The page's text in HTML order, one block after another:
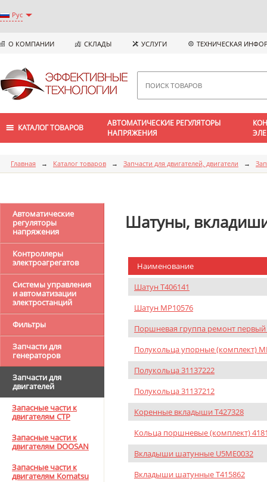
Рус
О КОМПАНИИ СКЛАДЫ УСЛУГИ ТЕХНИЧЕСКАЯ
КАТАЛОГ ТОВАРОВ
АВТОМАТИЧЕСКИЕ РЕГУЛЯТОРЫ
НАПРЯЖЕНИЯ
Главная → Каталог товаров → Запчасти для двигателей, двигатели →
Автоматические
регуляторы
напряжения
Контроллеры
электроагрегатов
Системы управления
и автоматизации
электростанций
Фильтры
Запчасти для
генераторов
Запчасти для
двигателей
Запасные части к
двигателям CTP
Запасные части к
двигателям DOOSAN
Запасные части к
двигателям Komatsu
Шатуны,
Наименование
Шатун T406141
Шатун MP10576
Поршневая группа ремонт первый
Полукольца упорные (комплект)
Полукольца 31137222
Полукольца 31137212
Коренные вкладыши T427328
Кольца поршневые (комплект)
Вкладыши шатунные U5ME0032
Вкладыши шатунные T415862